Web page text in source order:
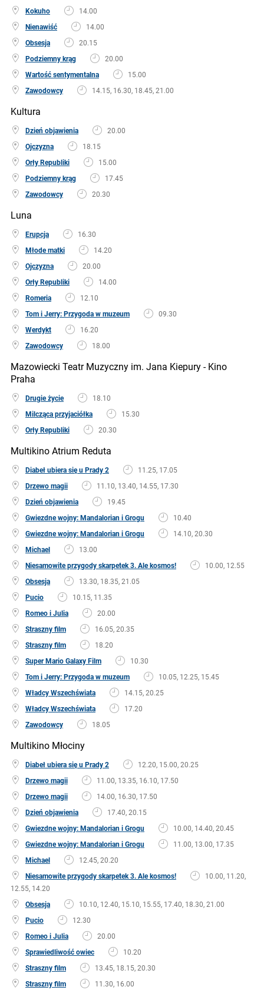
Kokuho
14.00
Nienawiść
14.00
Obsesja
20.15
Podziemny krąg
20.00
Wartość sentymentalna
15.00
Zawodowcy
14.15, 16.30, 18.45, 21.00
Kultura
Dzień objawienia
20.00
Ojczyzna
18.15
Orły Republiki
15.00
Podziemny krąg
17.45
Zawodowcy
20.30
Luna
Erupcja
16.30
Młode matki
14.20
Ojczyzna
20.00
Orły Republiki
14.00
Romeria
12.10
Tom i Jerry: Przygoda w muzeum
09.30
Werdykt
16.20
Zawodowcy
18.00
Mazowiecki Teatr Muzyczny im. Jana Kiepury - Kino
Praha
Drugie życie
18.10
Milcząca przyjaciółka
15.30
Orły Republiki
20.30
Multikino Atrium Reduta
Diabeł ubiera się u Prady 2
11.25, 17.05
Drzewo magii
11.10, 13.40, 14.55, 17.30
Dzień objawienia
19.45
Gwiezdne wojny: Mandalorian i Grogu
10.40
Gwiezdne wojny: Mandalorian i Grogu
14.10, 20.30
Michael
13.00
Niesamowite przygody skarpetek 3. Ale kosmos!
10.00, 12.55
Obsesja
13.30, 18.35, 21.05
Pucio
10.15, 11.35
Romeo i Julia
20.00
Straszny film
16.05, 20.35
Straszny film
18.20
Super Mario Galaxy Film
10.30
Tom i Jerry: Przygoda w muzeum
10.05, 12.25, 15.45
Władcy Wszechświata
14.15, 20.25
Władcy Wszechświata
17.20
Zawodowcy
18.05
Multikino Młociny
Diabeł ubiera się u Prady 2
12.20, 15.00, 20.25
Drzewo magii
11.00, 13.35, 16.10, 17.50
Drzewo magii
14.00, 16.30, 17.50
Dzień objawienia
17.40, 20.15
Gwiezdne wojny: Mandalorian i Grogu
10.00, 14.40, 20.45
Gwiezdne wojny: Mandalorian i Grogu
11.00, 13.00, 17.35
Michael
12.45, 20.20
Niesamowite przygody skarpetek 3. Ale kosmos!
10.00, 11.20,
12.55, 14.20
Obsesja
10.10, 12.40, 15.10, 15.55, 17.40, 18.30, 21.00
Pucio
12.30
Romeo i Julia
20.00
Sprawiedliwość owiec
10.20
Straszny film
13.45, 18.15, 20.30
Straszny film
11.30, 16.00